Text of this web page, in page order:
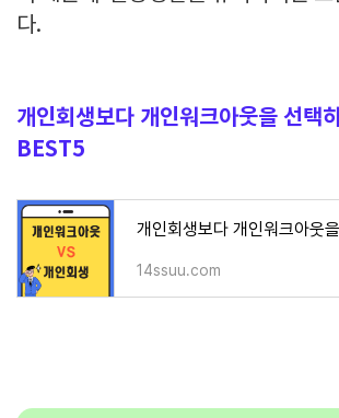
다.
개인회생보다 개인워크아웃을 선택
BEST5
14ssuu.com